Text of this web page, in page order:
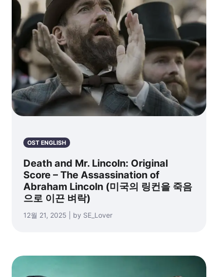
OST ENGLISH
Death and Mr. Lincoln: Original
Score – The Assassination of
Abraham Lincoln (미국의 링컨을 죽음
으로 이끈 벼락)
12월 21, 2025 | by SE_Lover